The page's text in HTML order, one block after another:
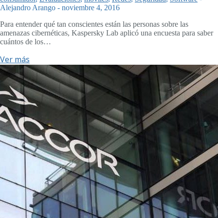
Alejandro Arango - noviembre 4, 2016
Para entender qué tan conscientes están las personas sobre las
amenazas cibernéticas, Kaspersky Lab aplicó una encuesta para saber
cuántos de los…
Ver más